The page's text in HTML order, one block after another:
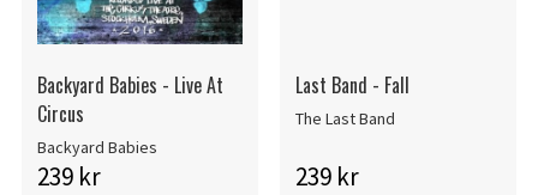
Backyard Babies - Live At
Circus
Backyard Babies
239 kr
Last Band - Fall
The Last Band
239 kr